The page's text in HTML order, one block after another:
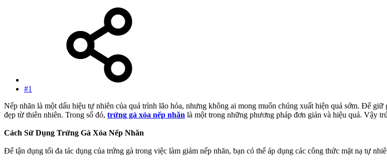
#1
Nếp nhăn là một dấu hiệu tự nhiên của quá trình lão hóa, nhưng không ai mong muốn chúng xuất hiện quá sớm. Để
đẹp từ thiên nhiên. Trong số đó, trứng gà xóa nếp nhăn là một trong những phương pháp đơn giản và hiệu quả. Vậy
Cách Sử Dụng Trứng Gà Xóa Nếp Nhăn
Để tận dụng tối đa tác dụng của trứng gà trong việc làm giảm nếp nhăn, bạn có thể áp dụng các công thức mặt nạ tự